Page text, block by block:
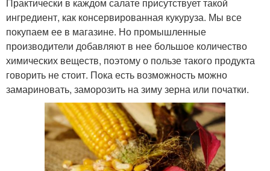
ингредиент, как консервированная кукуруза. Мы все
покупаем ее в магазине. Но промышленные
производители добавляют в нее большое количество
химических веществ, поэтому о пользе такого продукта
говорить не стоит. Пока есть возможность можно
замариновать, заморозить на зиму зерна или початки.